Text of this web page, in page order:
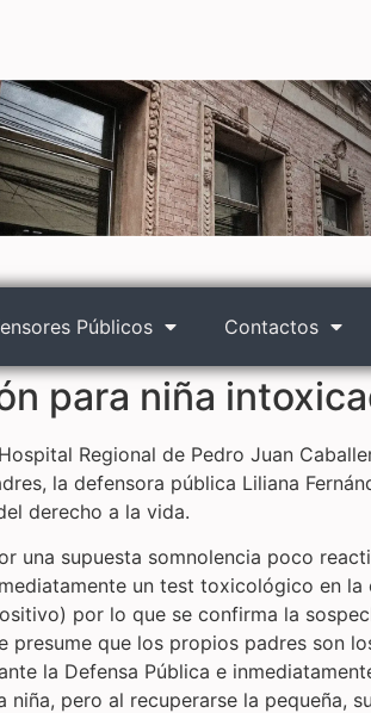
Públicos Contactos
para niña
Regional de Pedro Juan
la defensora pública Liliana
derecho a la vida.
una supuesta somnolencia poco
un test toxicológico en
por lo que se confirma la
que los propios padres son
la Defensa Pública e
pero al recuperarse la pequeña,